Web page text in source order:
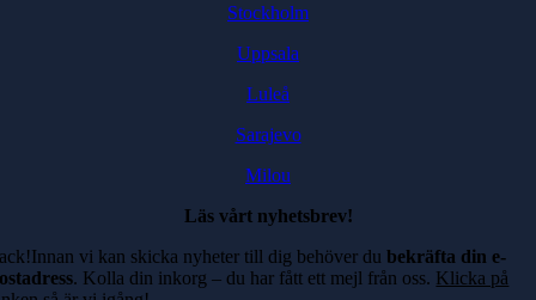
Stockholm
Uppsala
Luleå
Sarajevo
Milou
Läs vårt nyhetsbrev!
vi kan skicka nyheter till dig behöver dubekräfta din e-
. Kolla din inkorg – du har fått ett mejl från oss. Klicka på